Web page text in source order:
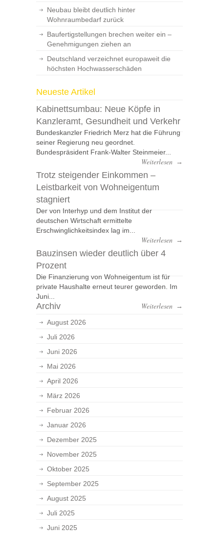
Neubau bleibt deutlich hinter
Wohnraumbedarf zurück
Baufertigstellungen brechen weiter ein –
Genehmigungen ziehen an
Deutschland verzeichnet europaweit die
höchsten Hochwasserschäden
Neueste Artikel
Kabinettsumbau: Neue Köpfe in
Kanzleramt, Gesundheit und Verkehr
Bundeskanzler Friedrich Merz hat die Führung
seiner Regierung neu geordnet.
Bundespräsident Frank-Walter Steinmeier...
Weiterlesen →
Trotz steigender Einkommen –
Leistbarkeit von Wohneigentum
stagniert
Der von Interhyp und dem Institut der
deutschen Wirtschaft ermittelte
Erschwinglichkeitsindex lag im...
Weiterlesen →
Bauzinsen wieder deutlich über 4
Prozent
Die Finanzierung von Wohneigentum ist für
private Haushalte erneut teurer geworden. Im
Juni...
Weiterlesen →
Archiv
August 2026
Juli 2026
Juni 2026
Mai 2026
April 2026
März 2026
Februar 2026
Januar 2026
Dezember 2025
November 2025
Oktober 2025
September 2025
August 2025
Juli 2025
Juni 2025